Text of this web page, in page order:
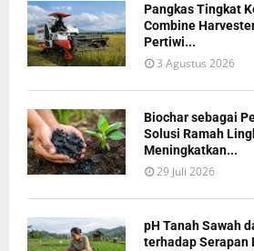
Pangkas Tingkat
Combine
Pertiwi...
3 Agustus 2026
Biochar sebagai
Solusi Ramah
Meningkatkan...
29 Juli 2026
pH Tanah Sawah
terhadap Serapan